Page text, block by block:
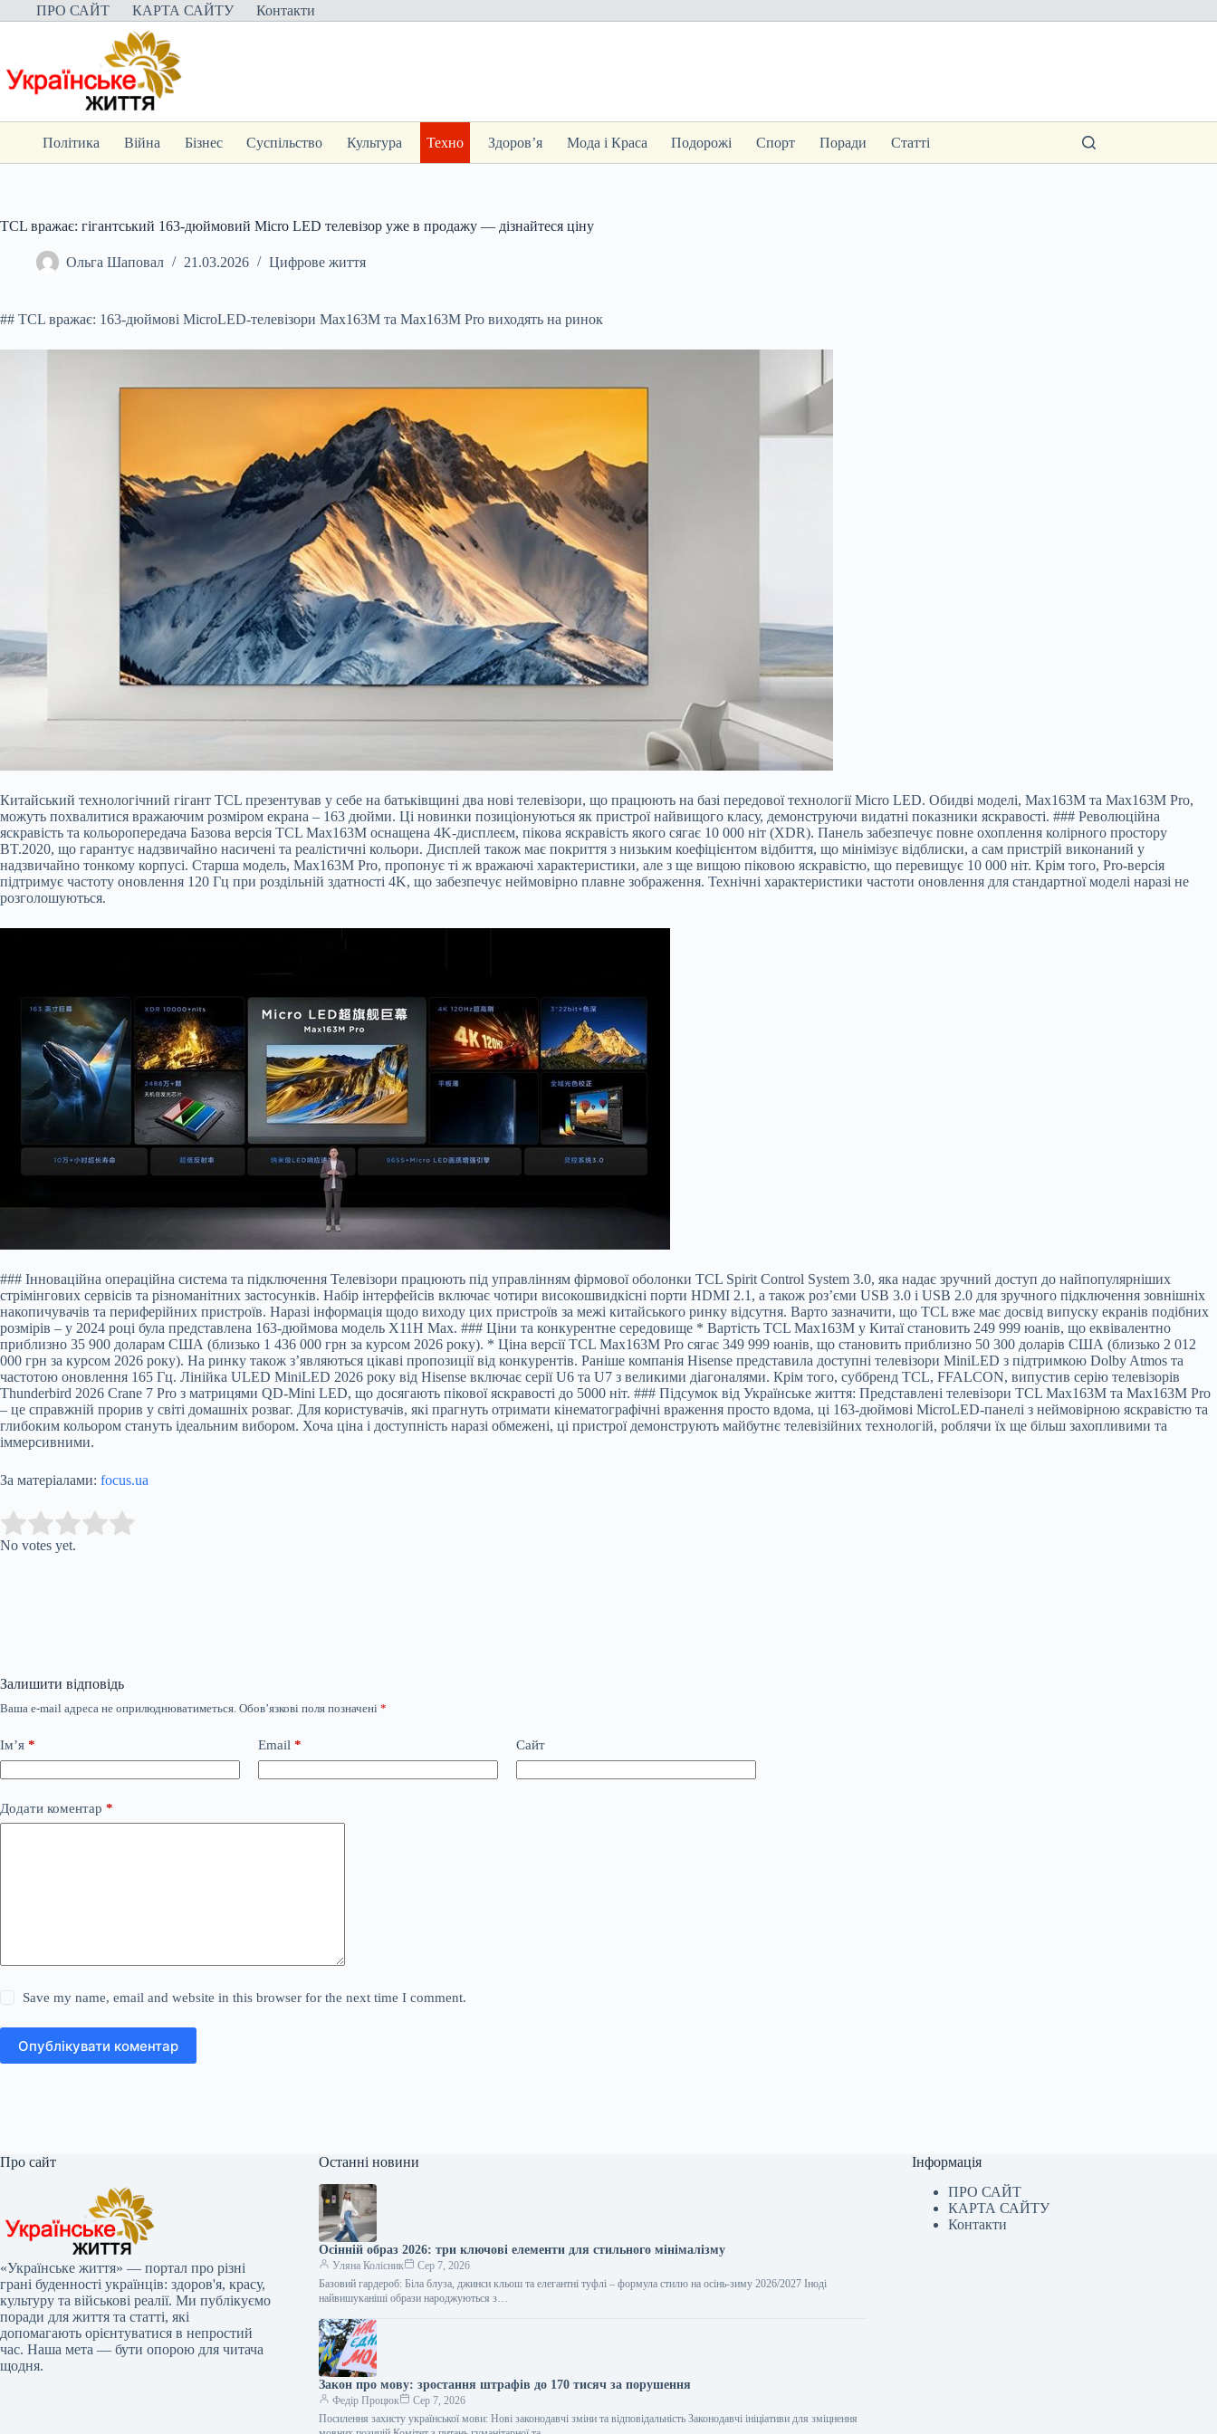
Перейти
до
ПРО САЙТ КАРТА САЙТУ Контакти
Політика Війна Бізнес Суспільство Культура Техно Здоров’я Мода і Краса Подорожі Спорт Поради Статті
TCL вражає: гігантський 163-дюймовий Micro LED телевізор уже в продажу — дізнайтеся ціну
Ольга Шаповал 21.03.2026 Цифрове життя
## TCL вражає: 163-дюймові MicroLED-телевізори Max163M та Max163M Pro виходять на ринок
Китайський технологічний гігант TCL презентував у себе на батьківщині два нові телевізори, що працюють на базі передової технології Micro LED. Обидві моделі, Max163M та Max163M Pro,
можуть похвалитися вражаючим розміром екрана – 163 дюйми. Ці новинки позиціонуються як пристрої найвищого класу, демонструючи видатні показники яскравості. ### Революційна
яскравість та кольоропередача Базова версія TCL Max163M оснащена 4K-дисплеєм, пікова яскравість якого сягає 10 000 ніт (XDR). Панель забезпечує повне охоплення колірного простору
BT.2020, що гарантує надзвичайно насичені та реалістичні кольори. Дисплей також має покриття з низьким коефіцієнтом відбиття, що мінімізує відблиски, а сам пристрій виконаний у
надзвичайно тонкому корпусі. Старша модель, Max163M Pro, пропонує ті ж вражаючі характеристики, але з ще вищою піковою яскравістю, що перевищує 10 000 ніт. Крім того, Pro-версія
підтримує частоту оновлення 120 Гц при роздільній здатності 4K, що забезпечує неймовірно плавне зображення. Технічні характеристики частоти оновлення для стандартної моделі наразі не
розголошуються.
### Інноваційна операційна система та підключення Телевізори працюють під управлінням фірмової оболонки TCL Spirit Control System 3.0, яка надає зручний доступ до найпопулярніших
стрімінгових сервісів та різноманітних застосунків. Набір інтерфейсів включає чотири високошвидкісні порти HDMI 2.1, а також роз’єми USB 3.0 і USB 2.0 для зручного підключення зовнішніх
накопичувачів та периферійних пристроїв. Наразі інформація щодо виходу цих пристроїв за межі китайського ринку відсутня. Варто зазначити, що TCL вже має досвід випуску екранів подібних
розмірів – у 2024 році була представлена 163-дюймова модель X11H Max. ### Ціни та конкурентне середовище * Вартість TCL Max163M у Китаї становить 249 999 юанів, що еквівалентно
приблизно 35 900 доларам США (близько 1 436 000 грн за курсом 2026 року). * Ціна версії TCL Max163M Pro сягає 349 999 юанів, що становить приблизно 50 300 доларів США (близько 2 012
000 грн за курсом 2026 року). На ринку також з’являються цікаві пропозиції від конкурентів. Раніше компанія Hisense представила доступні телевізори MiniLED з підтримкою Dolby Atmos та
частотою оновлення 165 Гц. Лінійка ULED MiniLED 2026 року від Hisense включає серії U6 та U7 з великими діагоналями. Крім того, суббренд TCL, FFALCON, випустив серію телевізорів
Thunderbird 2026 Crane 7 Pro з матрицями QD-Mini LED, що досягають пікової яскравості до 5000 ніт. ### Підсумок від Українське життя: Представлені телевізори TCL Max163M та Max163M Pro
– це справжній прорив у світі домашніх розваг. Для користувачів, які прагнуть отримати кінематографічні враження просто вдома, ці 163-дюймові MicroLED-панелі з неймовірною яскравістю та
глибоким кольором стануть ідеальним вибором. Хоча ціна і доступність наразі обмежені, ці пристрої демонструють майбутнє телевізійних технологій, роблячи їх ще більш захопливими та
іммерсивними.
За матеріалами: focus.ua
Rate this item:
No votes yet.
Залишити відповідь
Ваша e-mail адреса не оприлюднюватиметься. Обов’язкові поля позначені *
Ім’я * Email * Сайт
Додати коментар *
Save my name, email and website in this browser for the next time I comment.
Опублікувати коментар
Про сайт
«Українське життя» — портал про різні
грані буденності українців: здоров'я, красу,
культуру та військові реалії. Ми публікуємо
поради для життя та статті, які
допомагають орієнтуватися в непростий
час. Наша мета — бути опорою для читача
щодня.
Останні новини
Осінній образ 2026: три ключові елементи для стильного мінімалізму
Уляна Колісник
Сер 7, 2026
Базовий гардероб: Біла блуза, джинси кльош та елегантні туфлі – формула стилю на осінь-зиму 2026/2027 Іноді
найвишуканіші образи народжуються з…
Закон про мову: зростання штрафів до 170 тисяч за порушення
Федір Процюк
Сер 7, 2026
Посилення захисту української мови: Нові законодавчі зміни та відповідальність Законодавчі ініціативи для зміцнення
Інформація
ПРО САЙТ
КАРТА САЙТУ
Контакти